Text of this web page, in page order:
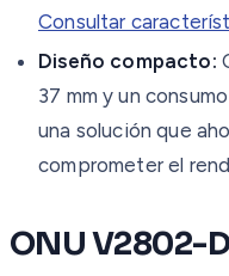
Consultar
Diseño compacto:
37 mm y un
una solución que
comprometer el
ONU V2802-